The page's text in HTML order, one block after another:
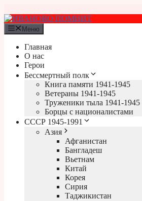
к
содержимому
Меню
Главная
О нас
Герои
Бессмертный полк
Книга памяти 1941-1945
Ветераны 1941-1945
Труженики тыла 1941-1945
Борцы с националистами
СССР 1945-1991
Азия
Афганистан
Бангладеш
Вьетнам
Китай
Корея
Сирия
Таджикистан